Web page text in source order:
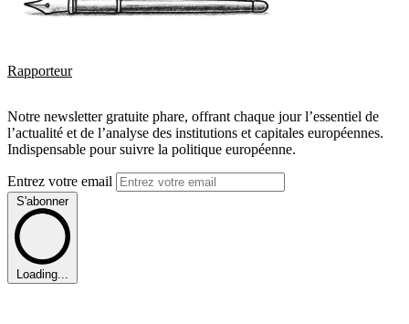
Rapporteur
Notre newsletter gratuite phare, offrant chaque jour l’essentiel de
l’actualité et de l’analyse des institutions et capitales européennes.
Indispensable pour suivre la politique européenne.
Entrez votre email
S'abonner
Loading...